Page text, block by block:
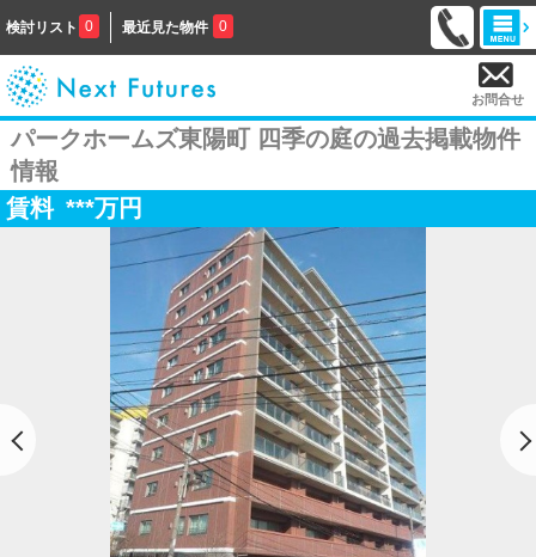
検討リスト 0 最近見た物件 0
お問合せ
パークホームズ東陽町 四季の庭の過去掲載物件
情報
賃料 ***万円